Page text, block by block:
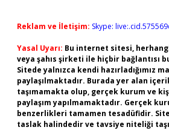
Reklam ve İletişim: Skype:
Yasal Uyarı: Bu internet sitesi,
veya şahıs şirketi ile hiçbir bağlantısı
Sitede yalnızca kendi hazırladığımız
paylaşılmaktadır. Burada yer alan
taşımamakta olup, gerçek kurum ve
paylaşım yapılmamaktadır. Gerçek
benzerlikleri tamamen tesadüfidir.
taslak halindedir ve tavsiye niteliği